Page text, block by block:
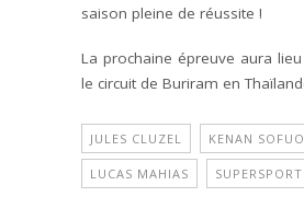
saison pleine de réussite !
La prochaine épreuve aura
le circuit de Buriram en
JULES CLUZEL KENAN
LUCAS MAHIAS SUPERSPORT